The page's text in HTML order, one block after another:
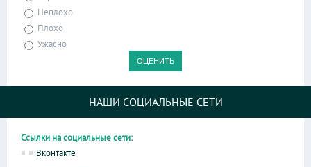
Неплохо
Плохо
Ужасно
НАШИ СОЦИАЛЬНЫЕ СЕТИ
Ссылки на социальные сети:
Вконтакте